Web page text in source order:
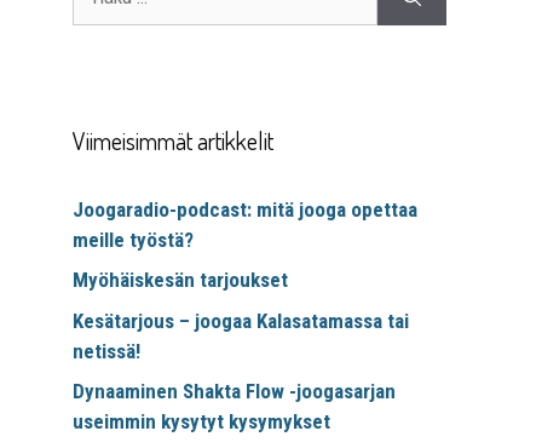
Viimeisimmät artikkelit
Joogaradio-podcast: mitä jooga opettaa
meille työstä?
Myöhäiskesän tarjoukset
Kesätarjous – joogaa Kalasatamassa tai
netissä!
Dynaaminen Shakta Flow -joogasarjan
useimmin kysytyt kysymykset